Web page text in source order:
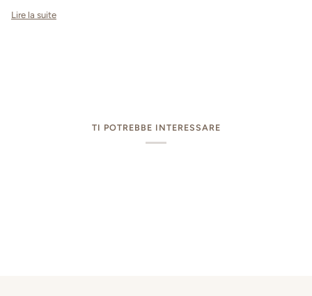
Lire la suite
TI POTREBBE INTERESSARE